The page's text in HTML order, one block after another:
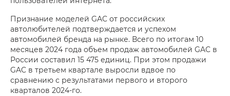
Признание моделей GAC от российских
автолюбителей подтверждается и успехом
автомобилей бренда на рынке. Всего по итогам 10
месяцев 2024 года объем продаж автомобилей GAC в
России составил 15 475 единиц. При этом продажи
GAC в третьем квартале выросли вдвое по
сравнению с результатами первого и второго
кварталов 2024-го.